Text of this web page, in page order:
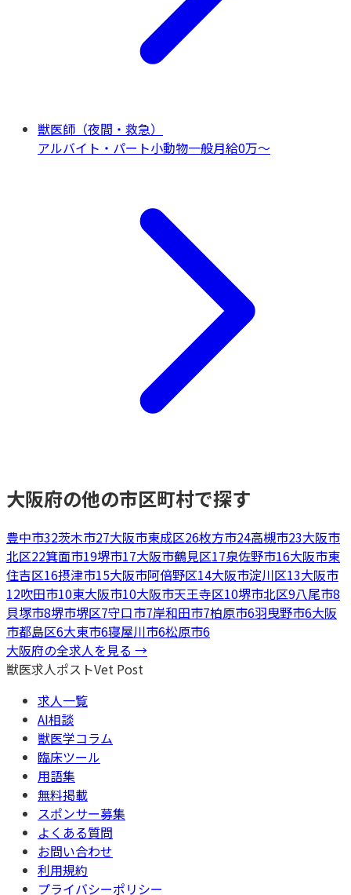
獣医師（夜間・救急）
アルバイト・パート小動物一般月給0万〜
大阪府の他の市区町村で探す
豊中市32茨木市27大阪市東成区26枚方市24高槻市23大阪市
北区22箕面市19堺市17大阪市鶴見区17泉佐野市16大阪市東
住吉区16摂津市15大阪市阿倍野区14大阪市淀川区13大阪市
12吹田市10東大阪市10大阪市天王寺区10堺市北区9八尾市8
貝塚市8堺市堺区7守口市7岸和田市7柏原市6羽曳野市6大阪
市都島区6大東市6寝屋川市6松原市6
大阪府の全求人を見る →
獣医求人ポストVet Post
求人一覧
AI相談
獣医学コラム
臨床ツール
用語集
無料掲載
スポンサー募集
よくある質問
お問い合わせ
利用規約
プライバシーポリシー